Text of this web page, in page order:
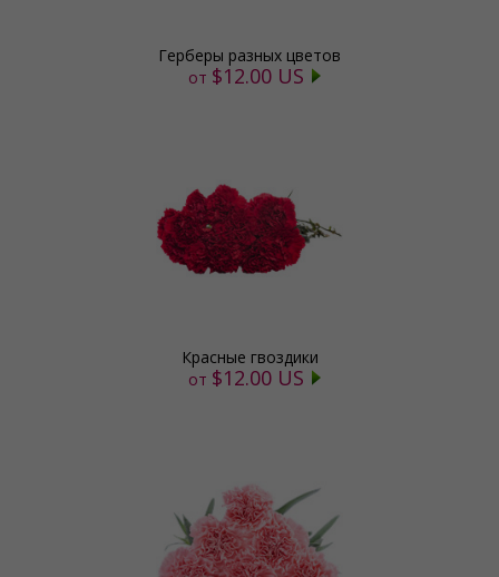
Герберы разных цветов
от $12.00 US
Красные гвоздики
от $12.00 US